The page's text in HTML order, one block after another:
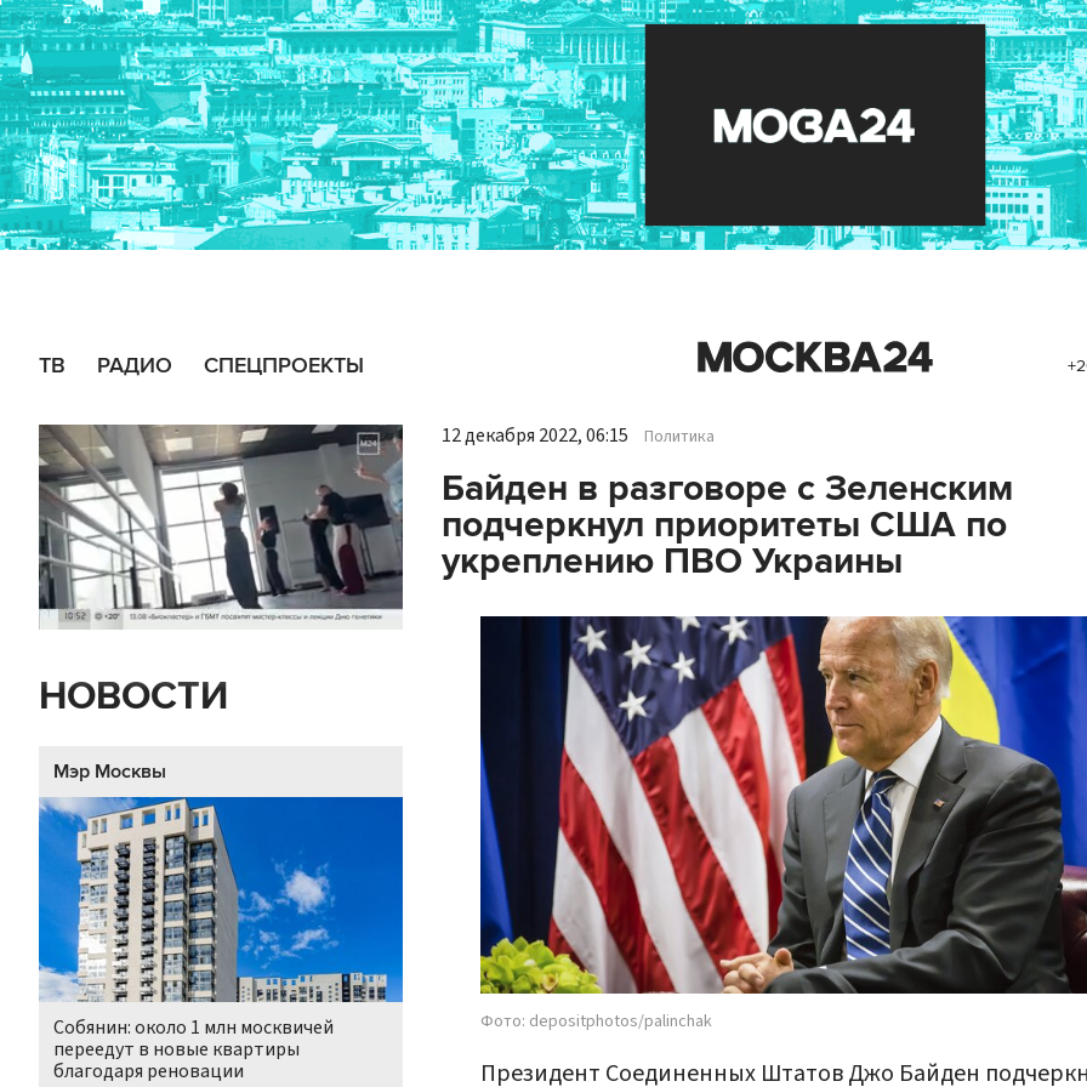
ТВ РАДИО СПЕЦПРОЕКТЫ
НОВОСТИ
Мэр Москвы
Собянин: около 1 млн москвичей
переедут в новые квартиры
благодаря реновации
12 декабря 2022, 06:15 Политика
Байден в разговоре с Зеленским
подчеркнул приоритеты США по
укреплению ПВО Украины
Фото: depositphotos/palinchak
Президент Соединенных Штатов Джо Байден